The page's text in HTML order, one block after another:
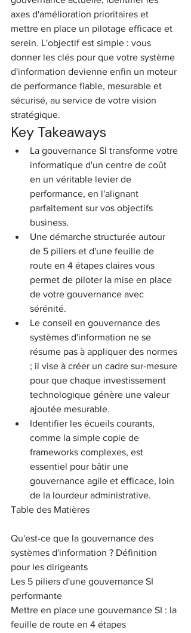
axes d'amélioration prioritaires et
mettre en place un pilotage efficace et
serein. L'objectif est simple : vous
donner les clés pour que votre système
d'information devienne enfin un moteur
de performance fiable, mesurable et
sécurisé, au service de votre vision
stratégique.
Key Takeaways
La gouvernance SI transforme votre
informatique d'un centre de coût
en un véritable levier de
performance, en l'alignant
parfaitement sur vos objectifs
business.
Une démarche structurée autour
de 5 piliers et d'une feuille de
route en 4 étapes claires vous
permet de piloter la mise en place
de votre gouvernance avec
sérénité.
Le conseil en gouvernance des
systèmes d'information ne se
résume pas à appliquer des normes
; il vise à créer un cadre sur-mesure
pour que chaque investissement
technologique génère une valeur
ajoutée mesurable.
Identifier les écueils courants,
comme la simple copie de
frameworks complexes, est
essentiel pour bâtir une
gouvernance agile et efficace, loin
de la lourdeur administrative.
Table des Matières
Qu'est-ce que la gouvernance des
systèmes d'information ? Définition
pour les dirigeants
Les 5 piliers d'une gouvernance SI
performante
Mettre en place une gouvernance SI : la
feuille de route en 4 étapes